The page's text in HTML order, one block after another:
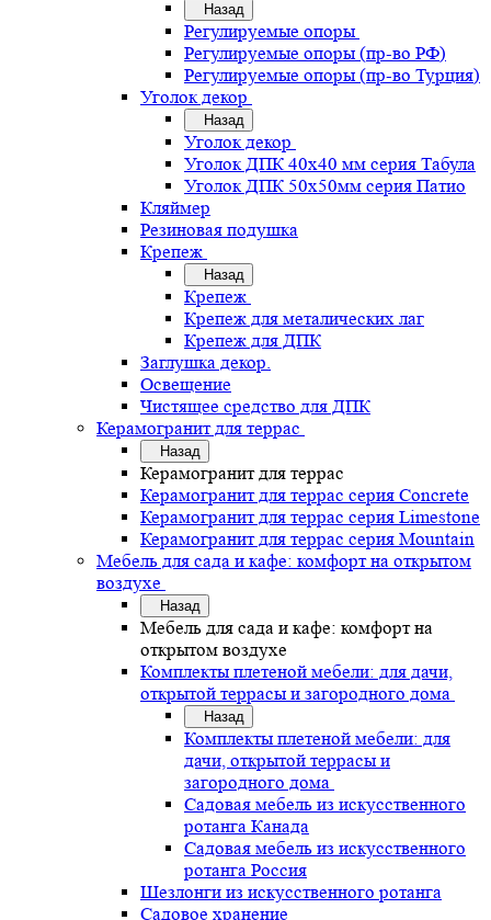
Назад
Регулируемые опоры
Регулируемые опоры (пр-во РФ)
Регулируемые опоры (пр-во Турция)
Уголок декор
Назад
Уголок декор
Уголок ДПК 40х40 мм серия Табула
Уголок ДПК 50х50мм серия Патио
Кляймер
Резиновая подушка
Крепеж
Назад
Крепеж
Крепеж для металических лаг
Крепеж для ДПК
Заглушка декор.
Освещение
Чистящее средство для ДПК
Керамогранит для террас
Назад
Керамогранит для террас
Керамогранит для террас серия Concrete
Керамогранит для террас серия Limestone
Керамогранит для террас серия Mountain
Мебель для сада и кафе: комфорт на открытом
воздухе
Назад
Мебель для сада и кафе: комфорт на
открытом воздухе
Комплекты плетеной мебели: для дачи,
открытой террасы и загородного дома
Назад
Комплекты плетеной мебели: для
дачи, открытой террасы и
загородного дома
Садовая мебель из искусственного
ротанга Канада
Садовая мебель из искусственного
ротанга Россия
Шезлонги из искусственного ротанга
Садовое хранение